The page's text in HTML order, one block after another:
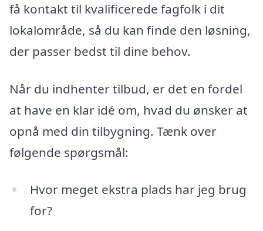
få kontakt til kvalificerede fagfolk i dit
lokalområde, så du kan finde den løsning,
der passer bedst til dine behov.
Når du indhenter tilbud, er det en fordel
at have en klar idé om, hvad du ønsker at
opnå med din tilbygning. Tænk over
følgende spørgsmål:
Hvor meget ekstra plads har jeg brug
for?